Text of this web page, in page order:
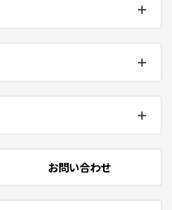
お問い合わせ